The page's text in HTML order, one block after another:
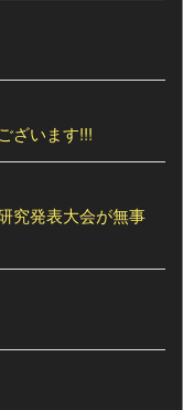
ざいます!!!
究発表大会が無事